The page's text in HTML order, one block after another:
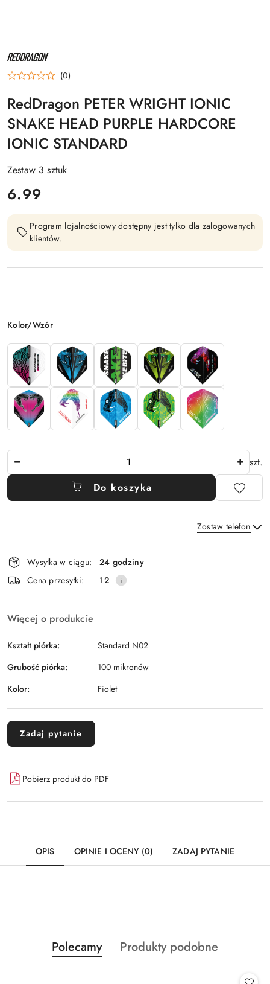
NAZWA
PRODUCENTA:
RED
DRAGON (0)
RedDragon PETER WRIGHT IONIC
SNAKE HEAD PURPLE HARDCORE
IONIC STANDARD
Zestaw 3 sztuk
cena:
6.99
Program lojalnościowy dostępny jest tylko dla zalogowanych
klientów.
Wariant
Kolor/Wzór
szt.
Do koszyka
Zostaw telefon
Wyślij
Dostępność
i
dostawa
Wysyłka w ciągu:
24 godziny
Cena przesyłki:
12
Więcej o produkcie
Kształt piórka:
Standard N02
Grubość piórka:
100 mikronów
Kolor:
Fiolet
Zadaj pytanie
Pobierz produkt do PDF
OPIS OPINIE I OCENY (0) ZADAJ PYTANIE
Pomiń karuzelę produktów
Produkty
o
Polecamy
Produkty
Produkty podobne